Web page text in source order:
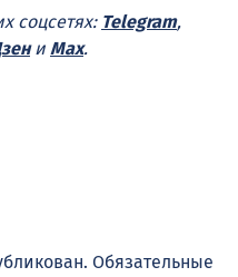
соцсетях: Telegram,
и Max.
Обязательные